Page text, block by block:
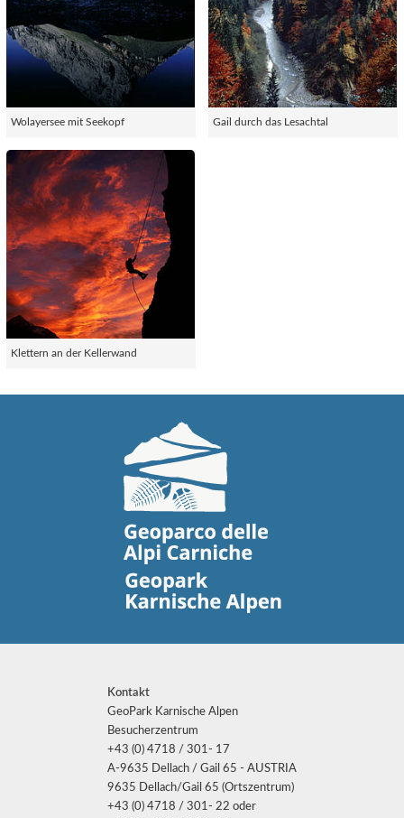
Wolayersee mit Seekopf Gail durch das Lesachtal
Klettern an der Kellerwand
Kontakt
GeoPark Karnische Alpen
Besucherzentrum
+43 (0) 4718 / 301- 17
A-9635 Dellach / Gail 65 - AUSTRIA
9635 Dellach/Gail 65 (Ortszentrum)
+43 (0) 4718 / 301- 22 oder